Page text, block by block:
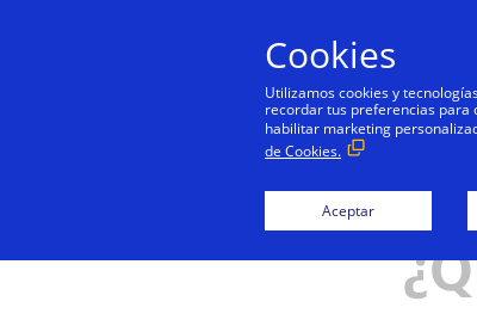
Cookies
Utilizamos cookies y
recordar tus preferencias para
habilitar marketing
de Cookies.
Aceptar